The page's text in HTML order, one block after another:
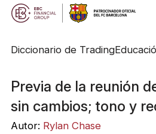
Diccionario de Trading
Previa de la reunión
sin cambios; tono y
Autor: Rylan Chase